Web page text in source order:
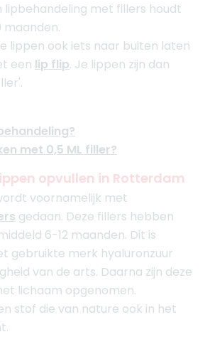
lipbehandeling met fillers houdt
lippen ook iets naar buiten laten
een lip flip. Je lippen zijn dan
met 0,5 ML filler?
opvullen in Rotterdam
voornamelijk met
gedaan. Deze fillers hebben
6-12 maanden. Dit is
gebruikte merk hyaluronzuur
van de arts. Daarna zijn deze
lichaam opgenomen.
stof die van nature ook in het